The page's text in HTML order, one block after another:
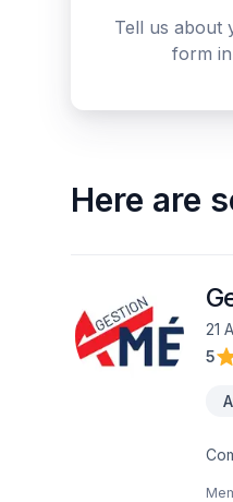
Tell us about
form
Here are
21
5